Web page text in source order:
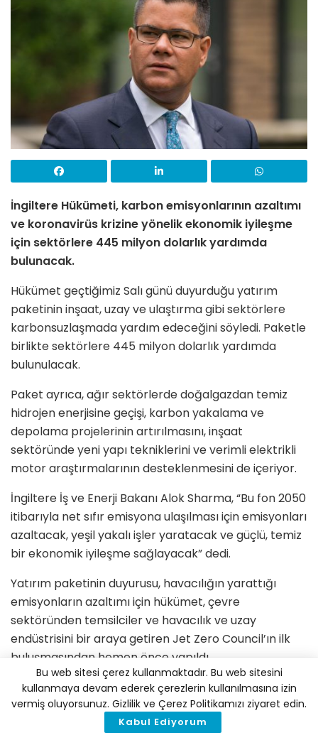
İngiltere Hükümeti, karbon emisyonlarının azaltımı
ve koronavirüs krizine yönelik ekonomik iyileşme
için sektörlere 445 milyon dolarlık yardımda
bulunacak.
Hükümet geçtiğimiz Salı günü duyurduğu yatırım
paketinin inşaat, uzay ve ulaştırma gibi sektörlere
karbonsuzlaşmada yardım edeceğini söyledi. Paketle
birlikte sektörlere 445 milyon dolarlık yardımda
bulunulacak.
Paket ayrıca, ağır sektörlerde doğalgazdan temiz
hidrojen enerjisine geçişi, karbon yakalama ve
depolama projelerinin artırılmasını, inşaat
sektöründe yeni yapı tekniklerini ve verimli elektrikli
motor araştırmalarının desteklenmesini de içeriyor.
İngiltere İş ve Enerji Bakanı Alok Sharma, “Bu fon 2050
itibarıyla net sıfır emisyona ulaşılması için emisyonları
azaltacak, yeşil yakalı işler yaratacak ve güçlü, temiz
bir ekonomik iyileşme sağlayacak” dedi.
Yatırım paketinin duyurusu, havacılığın yarattığı
emisyonların azaltımı için hükümet, çevre
sektöründen temsilciler ve havacılık ve uzay
endüstrisini bir araya getiren Jet Zero Council’ın ilk
buluşmasından hemen önce yapıldı.
İklim Haber'i Google'da tercih edilen
kaynak olarak ekleyin
Bu web sitesi çerez kullanmaktadır. Bu web sitesini
kullanmaya devam ederek çerezlerin kullanılmasına izin
vermiş oluyorsunuz. Gizlilik ve Çerez Politikamızı ziyaret edin.
Kabul Ediyorum